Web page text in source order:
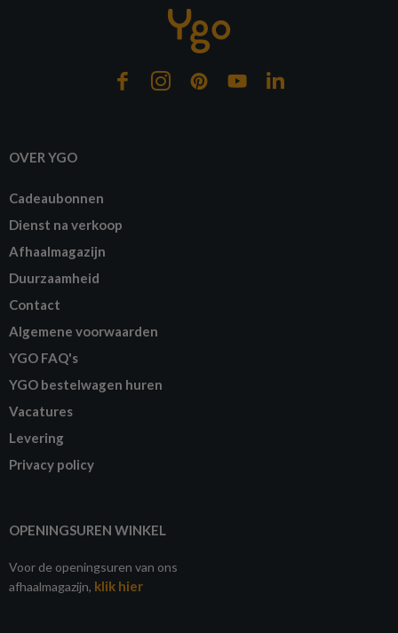
OVER YGO
Cadeaubonnen
Dienst na verkoop
Afhaalmagazijn
Duurzaamheid
Contact
Algemene voorwaarden
YGO FAQ's
YGO bestelwagen huren
Vacatures
Levering
Privacy policy
OPENINGSUREN WINKEL
Voor de openingsuren van ons
afhaalmagazijn, klik hier